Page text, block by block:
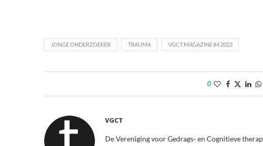
JONGE ONDERZOEKER TRAUMA VGCT MAGAZINE #4 2023
0
VGCT
De Vereniging voor Gedrags- en Cognitieve